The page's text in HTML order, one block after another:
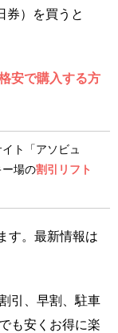
券）を買うと
安で購入する方
ト「アソビュ
場の割引リフト
す。最新情報は
引、早割、駐車
も安くお得に楽